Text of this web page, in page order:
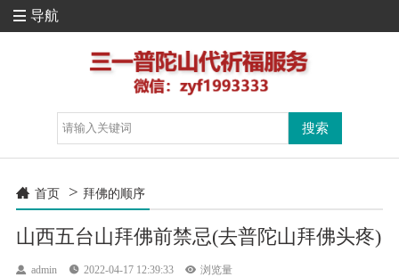
 导航
 首页 > 拜佛的顺序
山西五台山拜佛前禁忌(去普陀山拜佛头疼)
 admin  2022-04-17 12:39:33  浏览量